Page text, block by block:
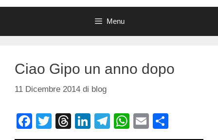
Menu
Ciao Gipo un anno dopo
11 Dicembre 2014 di blog
F
a
T
wi
T
hr
Li
n
T
el
W
h
E
m o